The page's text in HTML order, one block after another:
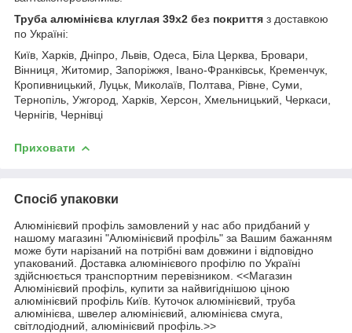
Труба алюмінієва клуглая 39х2 без покриття з доставкою
по Україні:
Київ, Харків, Дніпро, Львів, Одеса, Біла Церква, Бровари,
Вінниця, Житомир, Запоріжжя, Івано-Франківськ, Кременчук,
Кропивницький, Луцьк, Миколаїв, Полтава, Рівне, Суми,
Тернопіль, Ужгород, Харків, Херсон, Хмельницький, Черкаси,
Чернігів, Чернівці
Приховати
Спосіб упаковки
Алюмінієвий профіль замовлений у нас або придбаний у
нашому магазині "Алюмінієвий профіль" за Вашим бажанням
може бути нарізаний на потрібні вам довжини і відповідно
упакований. Доставка алюмінієвого профілю по Україні
здійснюється транспортним перевізником. <<Магазин
Алюмінієвий профіль, купити за найвигіднішою ціною
алюмінієвий профіль Київ. Куточок алюмінієвий, труба
алюмінієва, швелер алюмінієвий, алюмінієва смуга,
світлодіодний, алюмінієвий профіль.>>